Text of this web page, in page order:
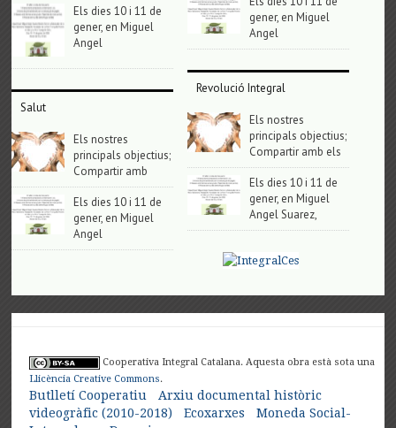
Els dies 10 i 11 de
gener, en Miguel
Angel
Salut
Els nostres
principals objectius;
Compartir amb
Els dies 10 i 11 de
gener, en Miguel
Angel
gener, en Miguel
Angel
Revolució Integral
Els nostres
principals objectius;
Compartir amb els
Els dies 10 i 11 de
gener, en Miguel
Angel Suarez,
Cooperativa Integral Catalana. Aquesta obra està sota una
Llicència Creative Commons.
Butlletí Cooperatiu
Arxiu documental històric
videogràfic (2010-2018)
Ecoxarxes
Moneda Social-